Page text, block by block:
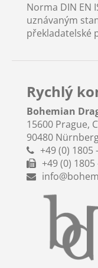
Norma DIN EN
uznávaným
překladatelské
Rychlý
Bohemian
15600 Prague,
90480
+49 (0) 1805
+49 (0)